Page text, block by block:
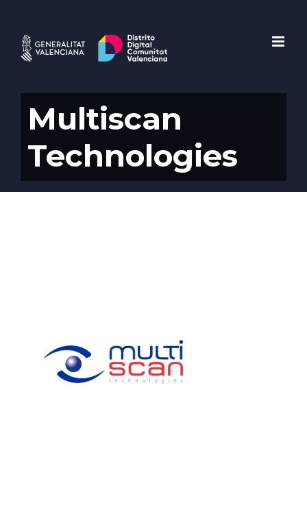
contenido
Multiscan
Technologies